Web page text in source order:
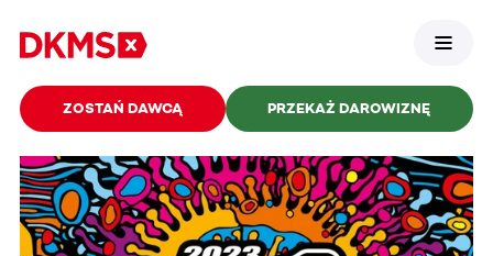
ZOSTAŃ DAWCĄ PRZEKAŻ DAROWIZNĘ